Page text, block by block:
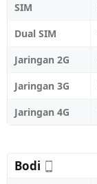
SIM
Dual SIM
Jaringan 2G
Jaringan 3G
Jaringan 4G
Bodi